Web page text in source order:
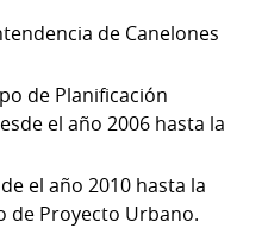
de Canelones
de Planificación
el año 2006 hasta la
el año 2010 hasta la
de Proyecto Urbano.